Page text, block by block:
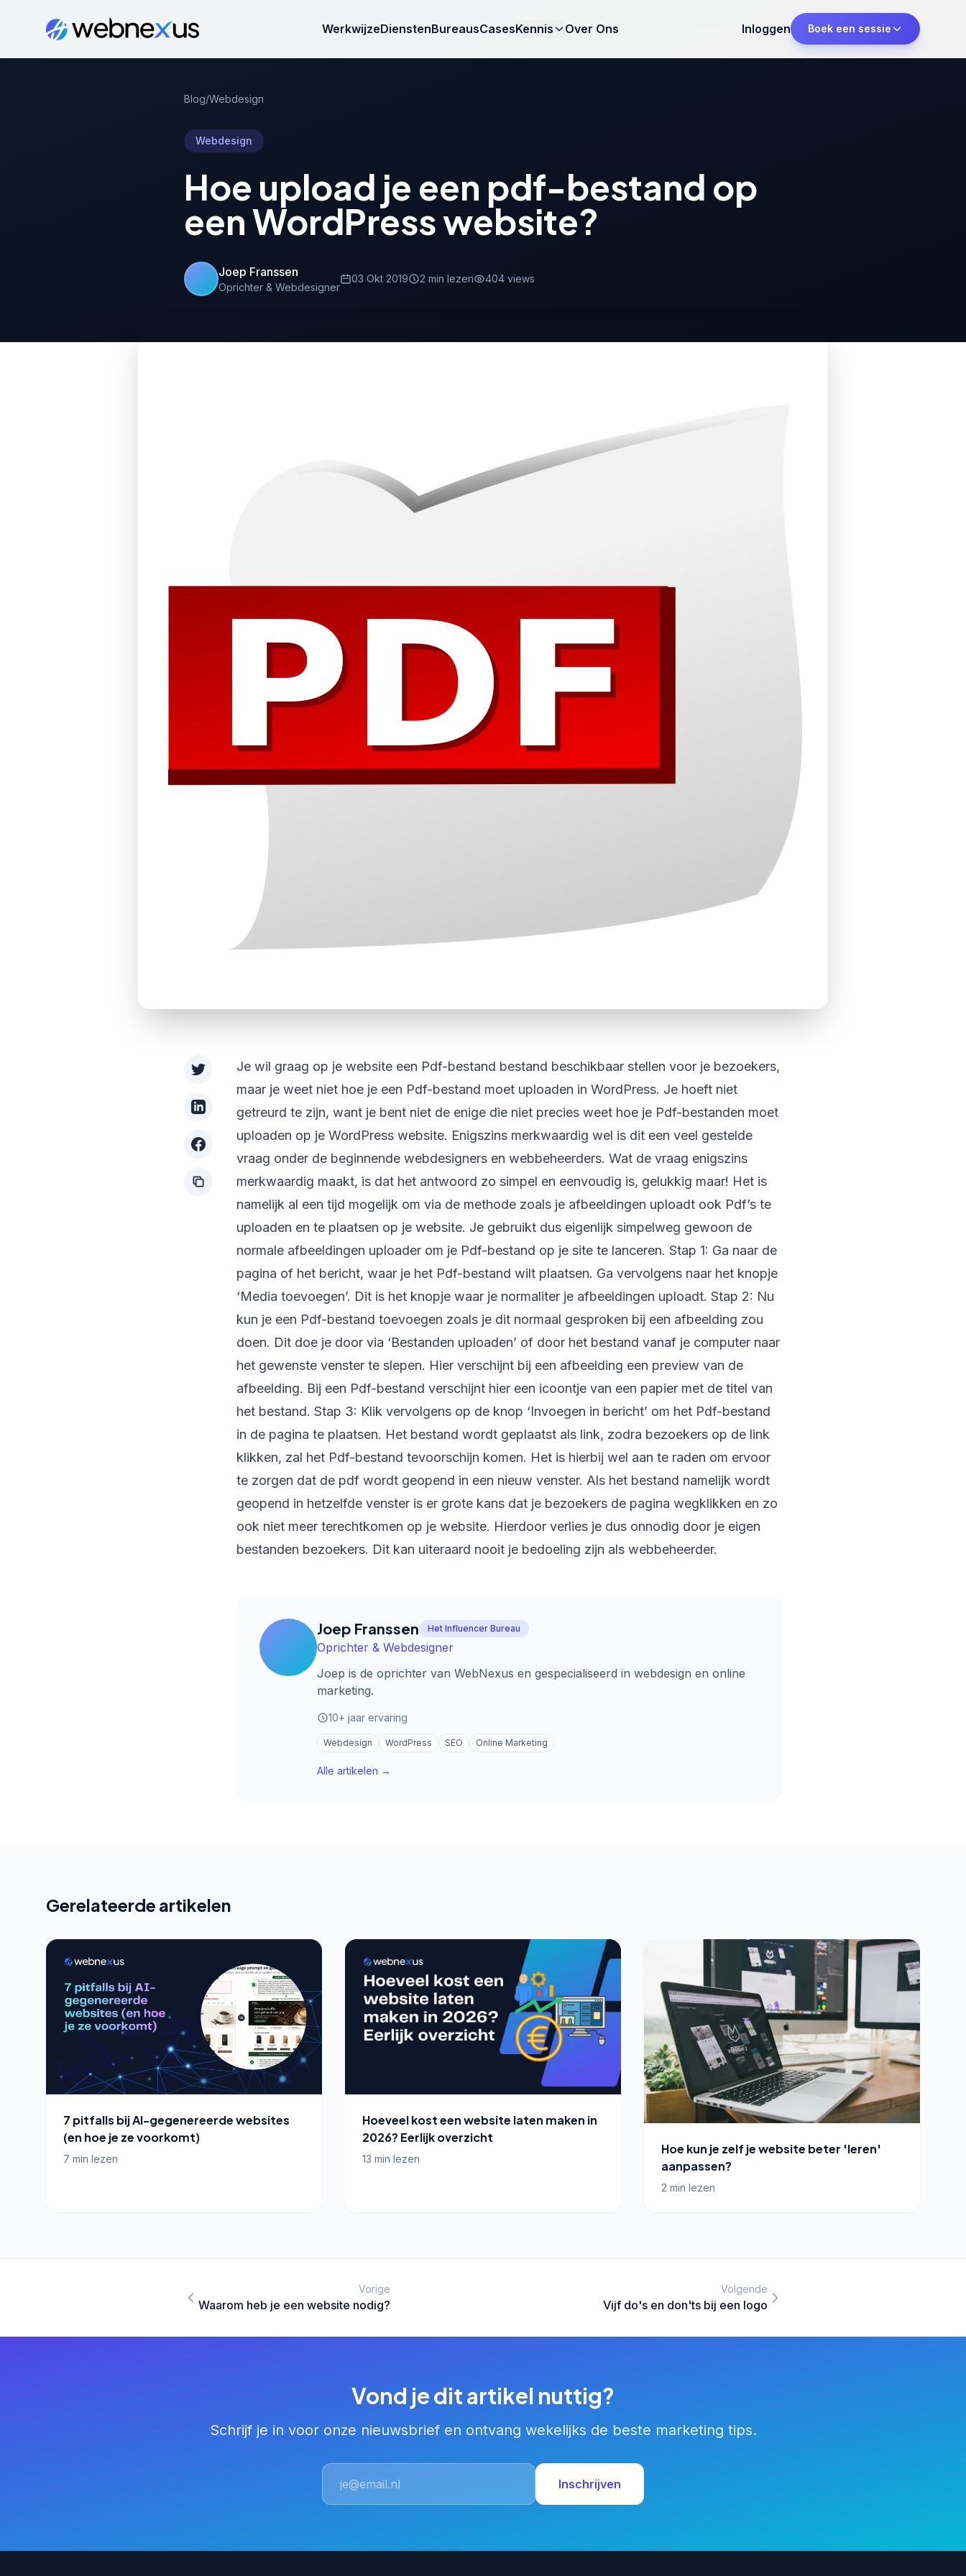
WerkwijzeDienstenBureausCasesKennis Over Ons Inloggen Boek een sessie
Blog/Webdesign
Webdesign
Hoe upload je een pdf-bestand op
een WordPress website?
Joep Franssen
Oprichter & Webdesigner
03 Okt 2019 2 min lezen 404 views
Je wil graag op je website een Pdf-bestand bestand beschikbaar stellen voor je bezoekers,
maar je weet niet hoe je een Pdf-bestand moet uploaden in WordPress. Je hoeft niet
getreurd te zijn, want je bent niet de enige die niet precies weet hoe je Pdf-bestanden moet
uploaden op je WordPress website. Enigszins merkwaardig wel is dit een veel gestelde
vraag onder de beginnende webdesigners en webbeheerders. Wat de vraag enigszins
merkwaardig maakt, is dat het antwoord zo simpel en eenvoudig is, gelukkig maar! Het is
namelijk al een tijd mogelijk om via de methode zoals je afbeeldingen uploadt ook Pdf’s te
uploaden en te plaatsen op je website. Je gebruikt dus eigenlijk simpelweg gewoon de
normale afbeeldingen uploader om je Pdf-bestand op je site te lanceren. Stap 1: Ga naar de
pagina of het bericht, waar je het Pdf-bestand wilt plaatsen. Ga vervolgens naar het knopje
‘Media toevoegen’. Dit is het knopje waar je normaliter je afbeeldingen uploadt. Stap 2: Nu
kun je een Pdf-bestand toevoegen zoals je dit normaal gesproken bij een afbeelding zou
doen. Dit doe je door via ‘Bestanden uploaden’ of door het bestand vanaf je computer naar
het gewenste venster te slepen. Hier verschijnt bij een afbeelding een preview van de
afbeelding. Bij een Pdf-bestand verschijnt hier een icoontje van een papier met de titel van
het bestand. Stap 3: Klik vervolgens op de knop ‘Invoegen in bericht’ om het Pdf-bestand
in de pagina te plaatsen. Het bestand wordt geplaatst als link, zodra bezoekers op de link
klikken, zal het Pdf-bestand tevoorschijn komen. Het is hierbij wel aan te raden om ervoor
te zorgen dat de pdf wordt geopend in een nieuw venster. Als het bestand namelijk wordt
geopend in hetzelfde venster is er grote kans dat je bezoekers de pagina wegklikken en zo
ook niet meer terechtkomen op je website. Hierdoor verlies je dus onnodig door je eigen
bestanden bezoekers. Dit kan uiteraard nooit je bedoeling zijn als webbeheerder.
Joep Franssen Het Influencer Bureau
Oprichter & Webdesigner
Joep is de oprichter van WebNexus en gespecialiseerd in webdesign en online
marketing.
10+ jaar ervaring
Webdesign WordPress SEO Online Marketing
Alle artikelen →
Gerelateerde artikelen
7 pitfalls bij AI-gegenereerde websites
(en hoe je ze voorkomt)
7 min lezen
Hoeveel kost een website laten maken in
2026? Eerlijk overzicht
13 min lezen
Hoe kun je zelf je website beter 'leren'
aanpassen?
2 min lezen
Vorige
Waarom heb je een website nodig?
Volgende
Vijf do's en don'ts bij een logo
Vond je dit artikel nuttig?
Schrijf je in voor onze nieuwsbrief en ontvang wekelijks de beste marketing tips.
Inschrijven